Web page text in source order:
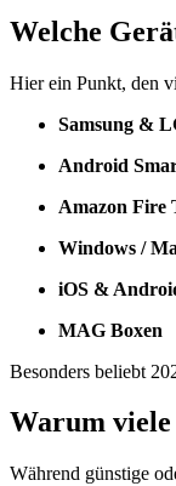
Welche
Hier ein Punkt, den
Samsung &
Android
Amazon Fire
Windows /
iOS &
MAG Boxen
Besonders beliebt
Warum
Während günstige